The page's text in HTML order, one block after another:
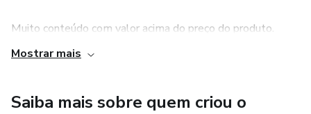
Muito conteúdo com valor acima do preço do produto.
Mostrar mais
Saiba mais sobre quem criou o